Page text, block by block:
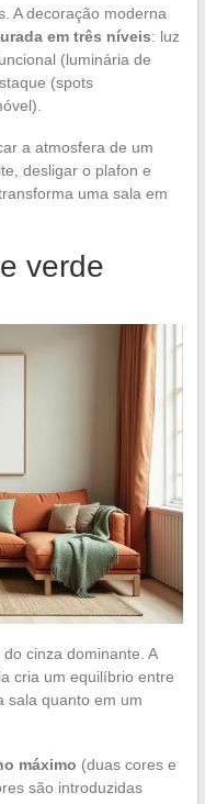
A decoração moderna
em três níveis: luz
(luminária de
(spots
a atmosfera de um
desligar o plafon e
uma sala em
verde
cinza dominante. A
cria um equilíbrio entre
sala quanto em um
máximo (duas cores e
são introduzidas